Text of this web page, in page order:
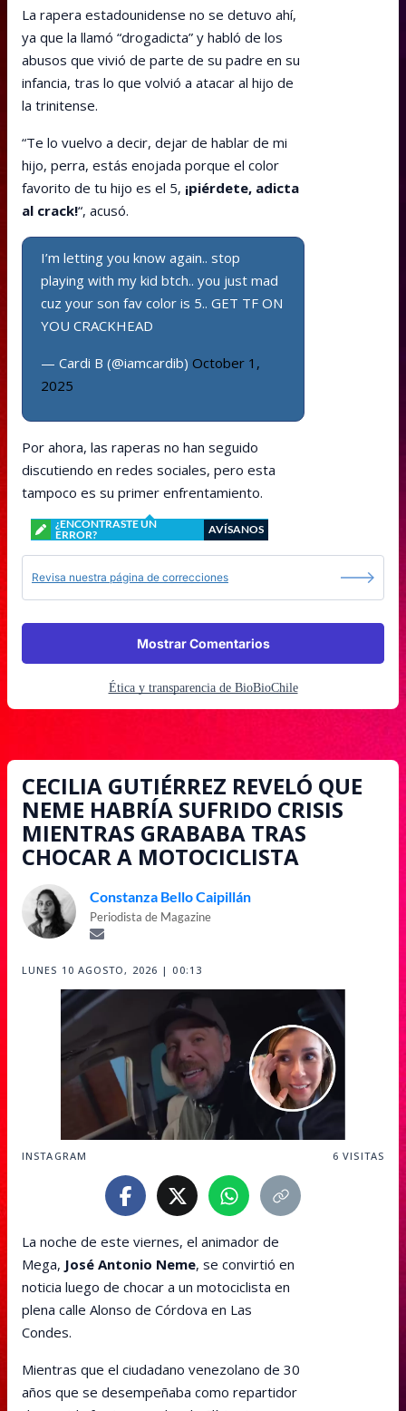
La rapera estadounidense no se detuvo ahí,
ya que la llamó “drogadicta” y habló de los
abusos que vivió de parte de su padre en su
infancia, tras lo que volvió a atacar al hijo de
la trinitense.
“Te lo vuelvo a decir, dejar de hablar de mi
hijo, perra, estás enojada porque el color
favorito de tu hijo es el 5, ¡piérdete, adicta
al crack!“, acusó.
I’m letting you know again.. stop
playing with my kid btch.. you just mad
cuz your son fav color is 5.. GET TF ON
YOU CRACKHEAD
— Cardi B (@iamcardib) October 1,
2025
Por ahora, las raperas no han seguido
discutiendo en redes sociales, pero esta
tampoco es su primer enfrentamiento.
¿ENCONTRASTE UN
ERROR?
AVÍSANOS
Revisa nuestra página de correcciones
Mostrar Comentarios
Ética y transparencia de BioBioChile
CECILIA GUTIÉRREZ REVELÓ QUE
NEME HABRÍA SUFRIDO CRISIS
MIENTRAS GRABABA TRAS
CHOCAR A MOTOCICLISTA
Constanza Bello Caipillán
Periodista de Magazine
LUNES 10 AGOSTO, 2026 | 00:13
INSTAGRAM 6 VISITAS
La noche de este viernes, el animador de
Mega, José Antonio Neme, se convirtió en
noticia luego de chocar a un motociclista en
plena calle Alonso de Córdova en Las
Condes.
Mientras que el ciudadano venezolano de 30
años que se desempeñaba como repartidor